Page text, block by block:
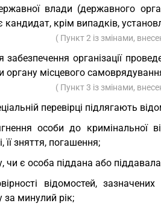
влади (державного
кандидат, крім випадків,
( Пункт 2 із змінами,
забезпечення організації
органу місцевого
( Пункт 3 із змінами,
перевірці підлягають
особи до кримінальної
її зняття, погашення;
чи є особа піддана або
відомостей,
за минулий рік;